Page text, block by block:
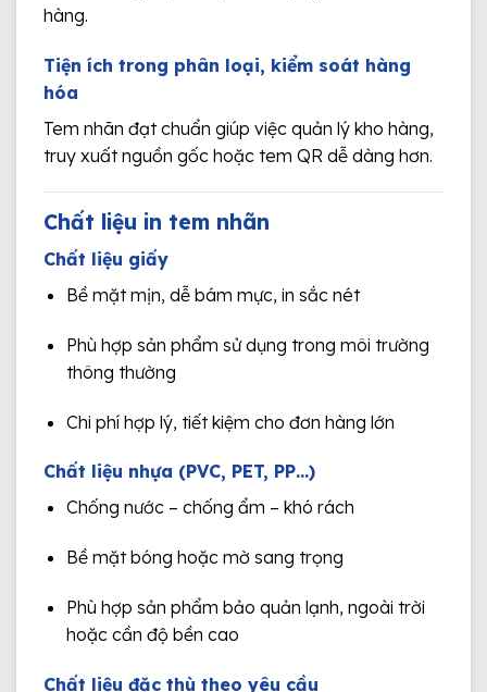
hàng.
Tiện ích trong phân loại, kiểm soát hàng
hóa
Tem nhãn đạt chuẩn giúp việc quản lý kho hàng,
truy xuất nguồn gốc hoặc tem QR dễ dàng hơn.
Chất liệu in tem nhãn
Chất liệu giấy
Bề mặt mịn, dễ bám mực, in sắc nét
Phù hợp sản phẩm sử dụng trong môi trường
thông thường
Chi phí hợp lý, tiết kiệm cho đơn hàng lớn
Chất liệu nhựa (PVC, PET, PP…)
Chống nước – chống ẩm – khó rách
Bề mặt bóng hoặc mờ sang trọng
Phù hợp sản phẩm bảo quản lạnh, ngoài trời
hoặc cần độ bền cao
Chất liệu đặc thù theo yêu cầu